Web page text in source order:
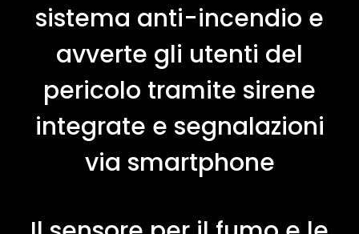
sistema anti-incendio e
avverte gli utenti del
pericolo tramite sirene
integrate e segnalazioni
via smartphone